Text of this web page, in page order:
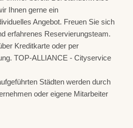
Ihnen gerne ein
Angebot. Freuen Sie sich
erfahrenes Reservierungsteam.
Kreditkarte oder per
TOP-ALLIANCE - Cityservice
Städten werden durch
oder eigene Mitarbeiter